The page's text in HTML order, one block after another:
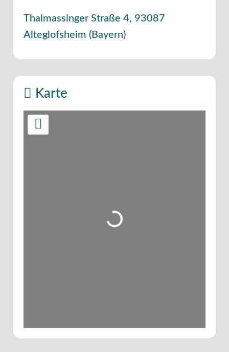
Thalmassinger Straße 4, 93087
Alteglofsheim (Bayern)
Karte
Wird geladen …